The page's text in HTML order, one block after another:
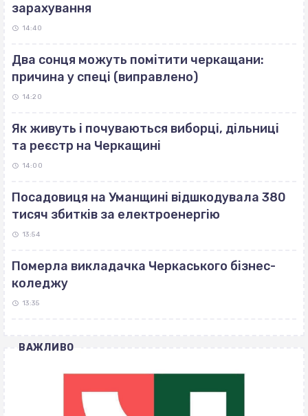
зарахування
14:40
Два сонця можуть помітити черкащани:
причина у спеці (виправлено)
14:20
Як живуть і почуваються виборці, дільниці
та реєстр на Черкащині
14:00
Посадовиця на Уманщині відшкодувала 380
тисяч збитків за електроенергію
13:54
Померла викладачка Черкаського бізнес-
коледжу
13:35
ВАЖЛИВО